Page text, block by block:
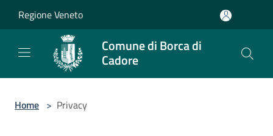
Regione Veneto
Comune di Borca di
Cadore
Home > Privacy